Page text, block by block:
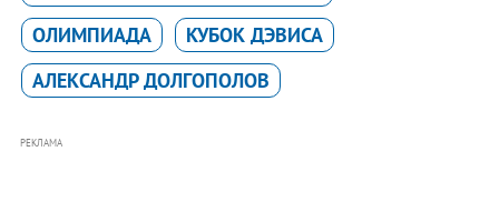
ОЛИМПИАДА
КУБОК ДЭВИСА
АЛЕКСАНДР ДОЛГОПОЛОВ
РЕКЛАМА